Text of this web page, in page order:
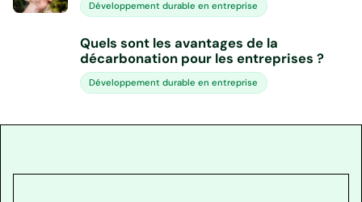
Développement durable en entreprise
Quels sont les avantages de la
décarbonation pour les entreprises ?
Développement durable en entreprise